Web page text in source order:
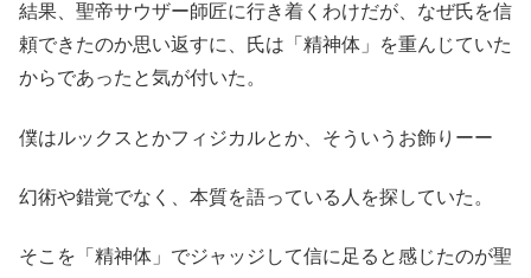
結果、聖帝サウザー師匠に行き着くわけだが、なぜ氏を信
頼できたのか思い返すに、氏は「精神体」を重んじていた
からであったと気が付いた。
僕はルックスとかフィジカルとか、そういうお飾りーー
幻術や錯覚でなく、本質を語っている人を探していた。
そこを「精神体」でジャッジして信に足ると感じたのが聖